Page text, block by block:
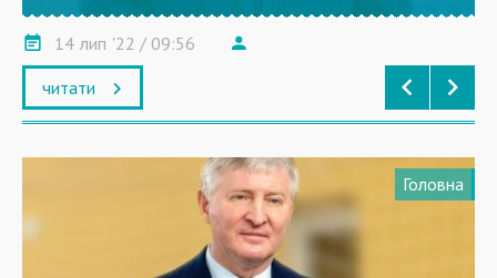
14 лип '22 / 09:56
читати
Головна